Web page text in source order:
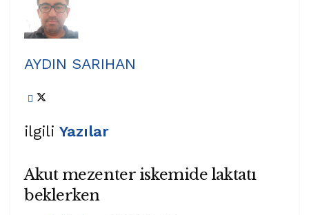
AYDIN SARIHAN
ilgili Yazılar
Akut mezenter iskemide laktatı
beklerken